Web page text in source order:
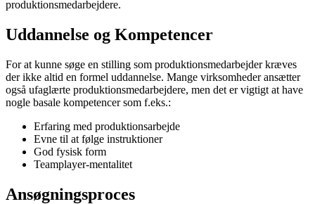
produktionsmedarbejdere.
Uddannelse og Kompetencer
For at kunne søge en stilling som produktionsmedarbejder kræves
der ikke altid en formel uddannelse. Mange virksomheder ansætter
også ufaglærte produktionsmedarbejdere, men det er vigtigt at have
nogle basale kompetencer som f.eks.:
Erfaring med produktionsarbejde
Evne til at følge instruktioner
God fysisk form
Teamplayer-mentalitet
Ansøgningsproces